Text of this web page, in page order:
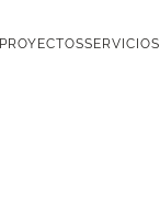
PROYECTOSSERVICIOS